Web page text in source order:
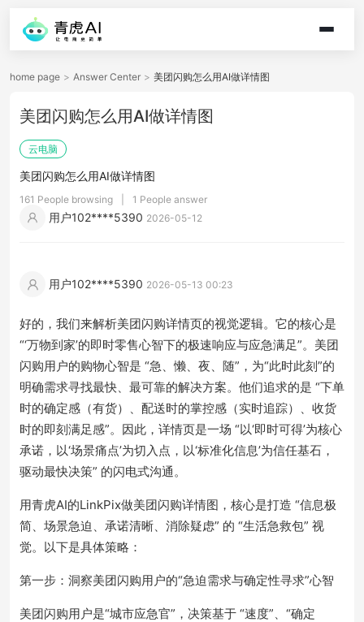
home page > Answer Center > 美团闪购怎么用AI做详情图
美团闪购怎么用AI做详情图
云电脑
美团闪购怎么用AI做详情图
161 People browsing 1 People answer
用户102****5390 2026-05-12
用户102****5390 2026-05-13 00:23
好的，我们来解析美团闪购详情页的视觉逻辑。它的核心是
“‘万物到家’的即时零售心智下的极速响应与应急满足”。美团
闪购用户的购物心智是 “急、懒、夜、随”，为“此时此刻”的
明确需求寻找最快、最可靠的解决方案。他们追求的是 “下单
时的确定感（有货）、配送时的掌控感（实时追踪）、收货
时的即刻满足感”。因此，详情页是一场 “以‘即时可得’为核心
承诺，以‘场景痛点’为切入点，以‘标准化信息’为信任基石，
驱动最快决策” 的闪电式沟通。
用青虎AI的LinkPix做美团闪购详情图，核心是打造 “信息极
简、场景急迫、承诺清晰、消除疑虑” 的 “生活急救包” 视
觉。以下是具体策略：
第一步：洞察美团闪购用户的“急迫需求与确定性寻求”心智
美团闪购用户是“城市应急官”，决策基于 “速度”、“确定